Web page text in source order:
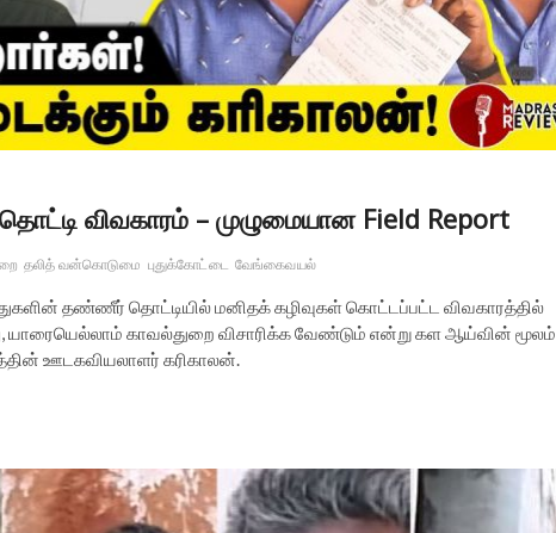
விவகாரம் – முழுமையான Field Report
தலித் வன்கொடுமை புதுக்கோட்டை வேங்கைவயல்
தண்ணீர் தொட்டியில் மனிதக் கழிவுகள் கொட்டப்பட்ட விவகாரத்தில்
காவல்துறை விசாரிக்க வேண்டும் என்று கள ஆய்வின் மூலம்
ஊடகவியலாளர் கரிகாலன்.